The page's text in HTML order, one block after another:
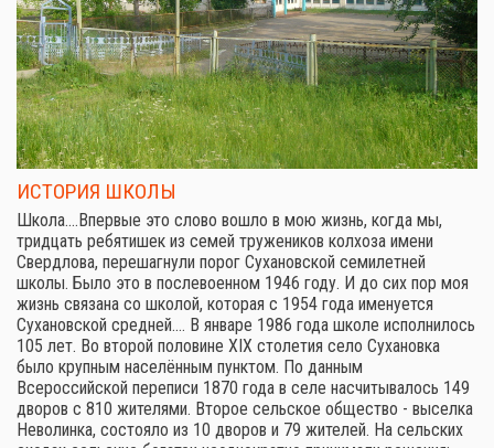
ИСТОРИЯ ШКОЛЫ
Школа.…Впервые это слово вошло в мою жизнь, когда мы,
тридцать ребятишек из семей тружеников колхоза имени
Свердлова, перешагнули порог Сухановской семилетней
школы. Было это в послевоенном 1946 году. И до сих пор моя
жизнь связана со школой, которая с 1954 года именуется
Сухановской средней.… В январе 1986 года школе исполнилось
105 лет. Во второй половине XIX столетия село Сухановка
было крупным населённым пунктом. По данным
Всероссийской переписи 1870 года в селе насчитывалось 149
дворов с 810 жителями. Второе сельское общество - выселка
Неволинка, состояло из 10 дворов и 79 жителей. На сельских